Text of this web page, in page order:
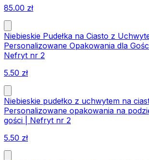
85.00 zł
Niebieskie Pudełka na Ciasto z
Personalizowane Opakowania dla
Nefryt nr 2
5.50 zł
Niebieskie pudełko z uchwytem na
Personalizowane opakowania na
gości | Nefryt nr 2
5.50 zł